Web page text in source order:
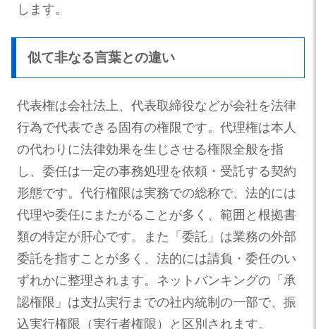
します。
似て非なる言葉との違い
代表権は会社法上、代表取締役などが会社を法律
行為で代表できる固有の権限です。代理権は本人
の代わりに法律効果を生じさせる権限全般を指
し、委任は一定の事務処理を依頼・受託する契約
形態です。代行権限は実務での総称で、法的には
代理や委任にまたがることが多く、範囲と根拠書
類の特定が肝心です。また「委託」は業務の外部
委託を指すことが多く、法的には請負・委任のい
ずれかに整理されます。ネットバンキングの「承
認権限」は支払実行までの社内統制の一部で、振
込実行権限（実行者権限）と区別されます。